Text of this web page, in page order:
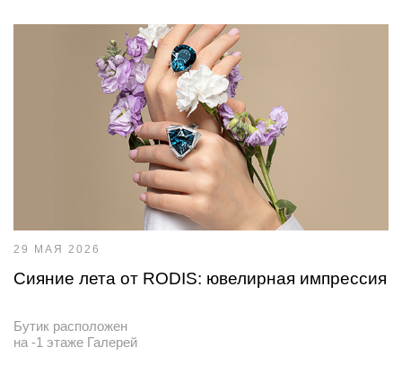
29 МАЯ 2026
Сияние лета от RODIS: ювелирная импрессия
Бутик расположен
на -1 этаже Галерей